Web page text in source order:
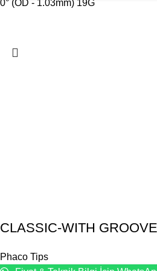
0° (OD - 1.03mm) 19G
CLASSIC-WITH
Phaco Tips